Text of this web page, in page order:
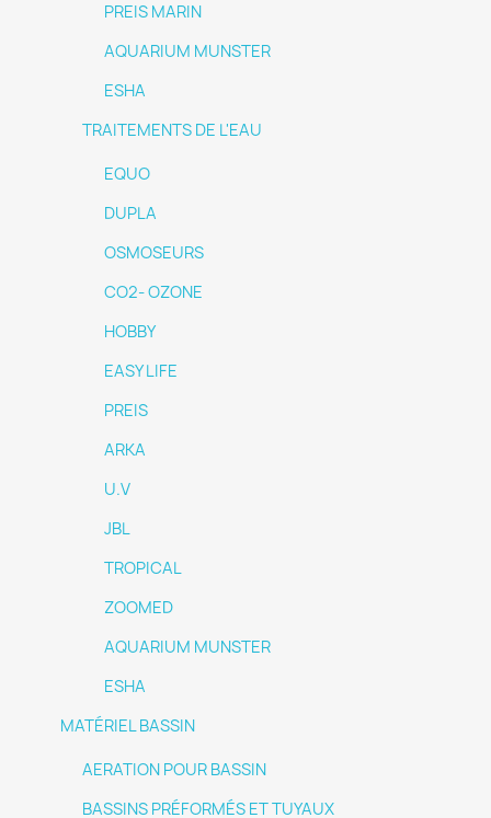
PREIS MARIN
AQUARIUM MUNSTER
ESHA
TRAITEMENTS DE L'EAU
EQUO
DUPLA
OSMOSEURS
CO2- OZONE
HOBBY
EASY LIFE
PREIS
ARKA
U.V
JBL
TROPICAL
ZOOMED
AQUARIUM MUNSTER
ESHA
MATÉRIEL BASSIN
AERATION POUR BASSIN
BASSINS PRÉFORMÉS ET TUYAUX